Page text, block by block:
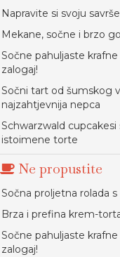
Napravite si svoju
Mekane, sočne i brzo
Sočne pahuljaste
zalogaj!
Sočni tart od šumskog
najzahtjevnija nepca
Schwarzwald
istoimene torte
Ne propustite
Sočna proljetna rolada
Brza i prefina krem-
Sočne pahuljaste
zalogaj!